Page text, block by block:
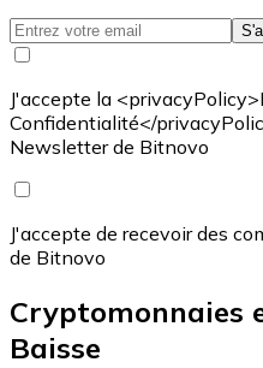
J'accepte la
Confidentialité</
Newsletter de Bitnovo
J'accepte de recevoir des
de Bitnovo
Cryptomonnaies
Baisse